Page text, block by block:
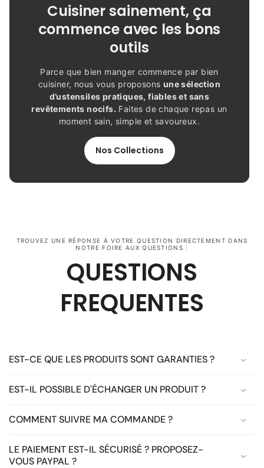
Cuisiner sainement, ça
commence avec les bons
outils
Parce que bien manger commence par bien
cuisiner, nous vous proposons une sélection
d’ustensiles pratiques, fiables et sans
revêtements nocifs. Faites de chaque repas un
moment sain, simple et savoureux.
Nos Collections
TROUVEZ UNE RÉPONSE À VOTRE QUESTION DIRECTEMENT DANS
NOTRE FOIRE AUX QUESTIONS :
QUESTIONS
FREQUENTES
EST-CE QUE LES PRODUITS SONT GARANTIES ?
EST-IL POSSIBLE D'ÉCHANGER UN PRODUIT ?
COMMENT SUIVRE MA COMMANDE ?
LE PAIEMENT EST-IL SÉCURISÉ ? PROPOSEZ-
VOUS PAYPAL ?